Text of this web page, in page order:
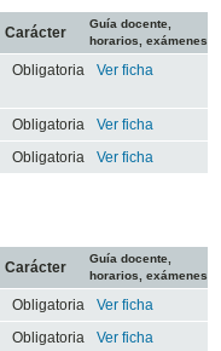
Carácter
Guía docente,
horarios, exámenes
Obligatoria Ver ficha
Obligatoria
Ver ficha
Obligatoria Ver ficha
Carácter
Guía docente,
horarios, exámenes
Obligatoria
Ver ficha
Obligatoria Ver ficha